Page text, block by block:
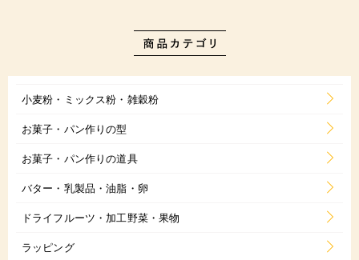
小麦粉・ミックス粉・雑穀粉
お菓子・パン作りの型
お菓子・パン作りの道具
バター・乳製品・油脂・卵
ドライフルーツ・加工野菜・果物
ラッピング